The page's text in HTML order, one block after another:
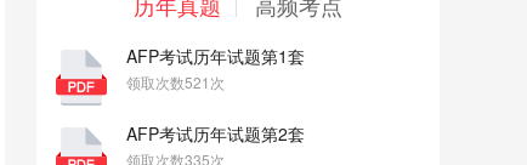
AFP考试历年试题第1套
领取次数521次
AFP考试历年试题第2套
领取次数335次